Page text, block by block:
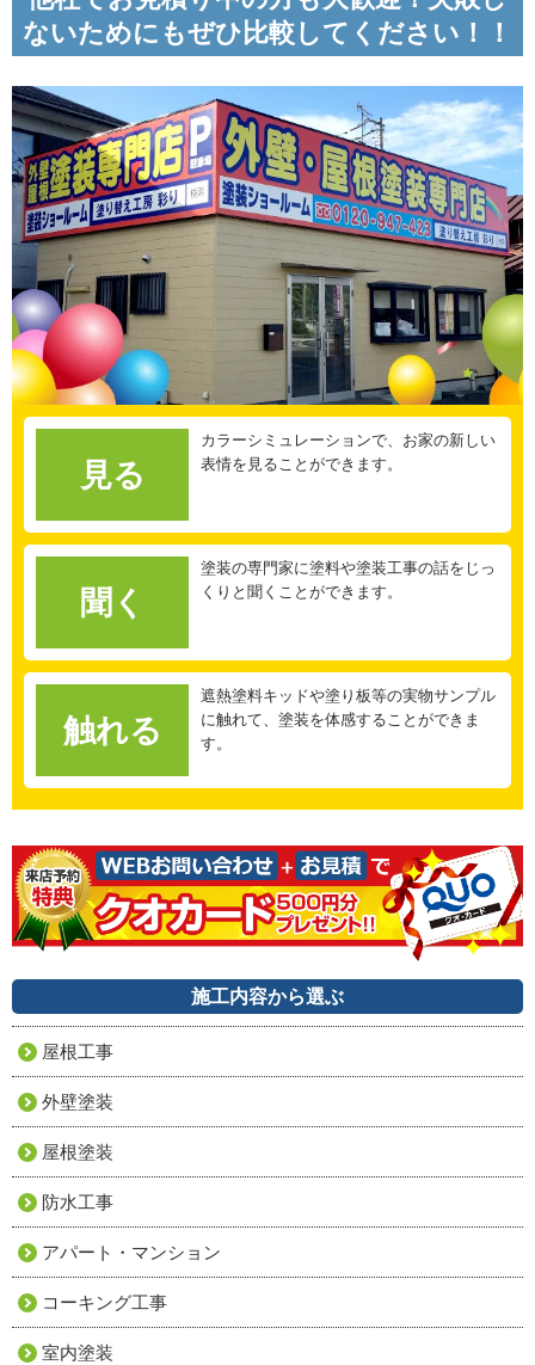
ないためにもぜひ比較してください！！
見る
カラーシミュレーションで、お家の新しい
表情を見ることができます。
聞く
塗装の専門家に塗料や塗装工事の話をじっ
くりと聞くことができます。
触れる
遮熱塗料キッドや塗り板等の実物サンプル
に触れて、塗装を体感することができま
す。
施工内容から選ぶ
屋根工事
外壁塗装
屋根塗装
防水工事
アパート・マンション
コーキング工事
室内塗装